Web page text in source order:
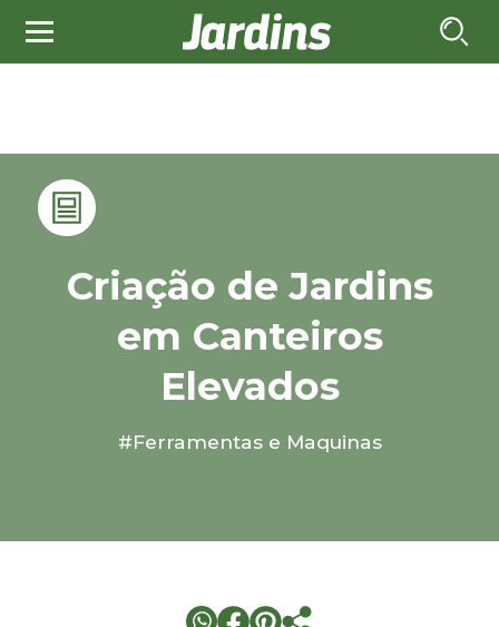
Criação de Jardins
em Canteiros
Elevados
#Ferramentas e Maquinas